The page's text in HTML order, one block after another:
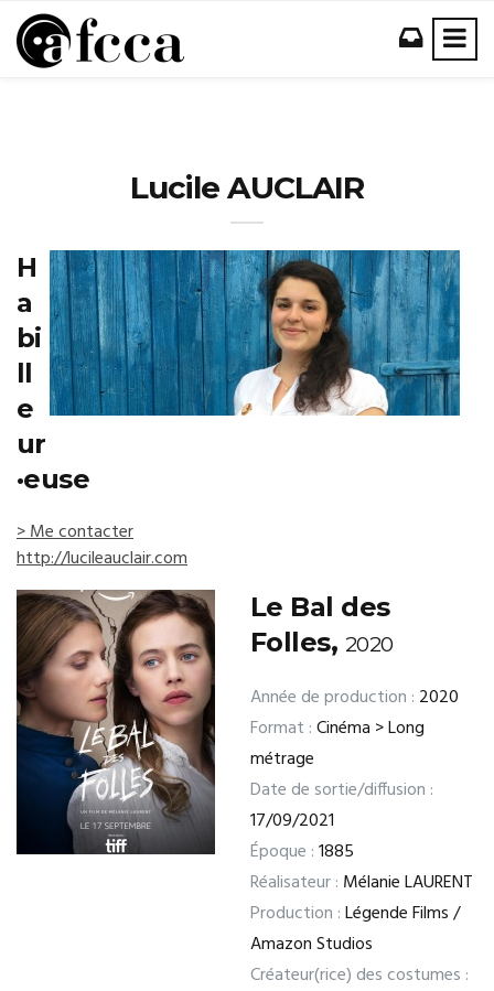
Lucile AUCLAIR
H
a
bi
ll
e
ur
·euse
> Me contacter
http://lucileauclair.com
Le Bal des
Folles, 2020
Année de production : 2020
Format :Cinéma > Long
métrage
Date de sortie/diffusion :
17/09/2021
Époque :1885
Réalisateur : Mélanie LAURENT
Production :Légende Films /
Amazon Studios
Créateur(rice) des costumes :